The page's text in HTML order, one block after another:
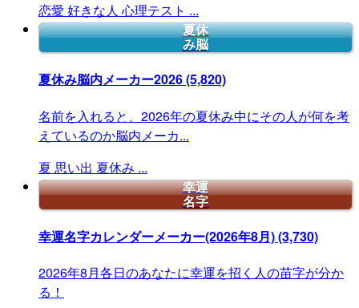
恋愛 好きな人 心理テスト ...
夏休
み脳
夏休み脳内メーカー2026(5,820)
名前を入れると、2026年の夏休み中にその人が何を考
えているのか脳内メーカ...
夏 思い出 夏休み ...
幸運
名字
幸運名字カレンダーメーカー(2026年8月)(3,730)
2026年8月各日のあなたに幸運を招く人の苗字が分か
る！